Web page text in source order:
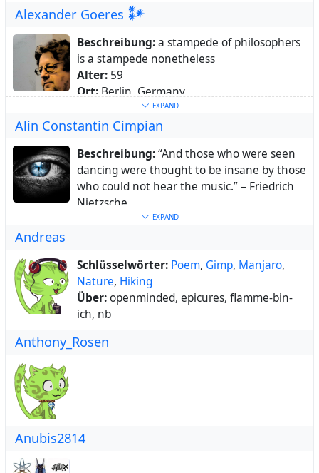
Alexander Goeres 𒀯
Beschreibung:a stampede of philosophers
is a stampede nonetheless
Alter: 59
Ort: Berlin, Germany
Heimatstadt: Berlin
Webseite:
https://hub.netzgemeinde.eu/articles/jabgo
e2089
Schlüsselwörter:computer,archäologie,
science-fiction,fahrrad,biergarten
EXPAND
Alin Constantin Cimpian
Beschreibung:“And those who were seen
dancing were thought to be insane by those
who could not hear the music.” – Friedrich
Nietzsche
EXPAND
Andreas
Schlüsselwörter: Poem, Gimp, Manjaro,
Nature, Hiking
Über:openminded, epicures, flamme-bin-
ich, nb
Anthony_Rosen
Anubis2814